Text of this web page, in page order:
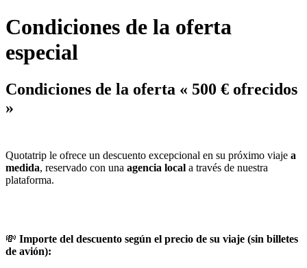
Condiciones de la oferta
especial
Condiciones de la oferta « 500 € ofrecidos
»
Quotatrip le ofrece un descuento excepcional en su próximo viaje a
medida, reservado con una agencia local a través de nuestra
plataforma.
💸 Importe del descuento según el precio de su viaje (sin billetes
de avión):